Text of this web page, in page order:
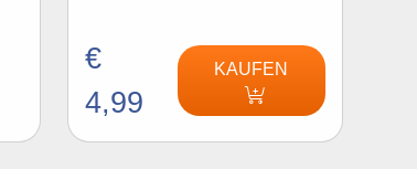
€
4,99
KAUFEN